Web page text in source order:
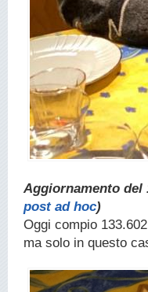
post ad hoc)
Oggi compio
ma solo in questo